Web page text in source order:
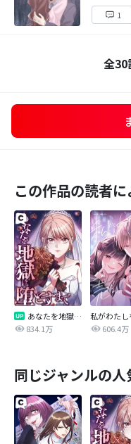
1
全30
この作品の読者
あなたを地獄に堕とすまで
834.1万
606.4万
同じジャンルの人